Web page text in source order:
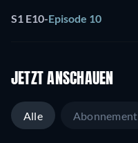
S1 E10-Episode 10
JETZT ANSCHAUEN
Alle Abonnement